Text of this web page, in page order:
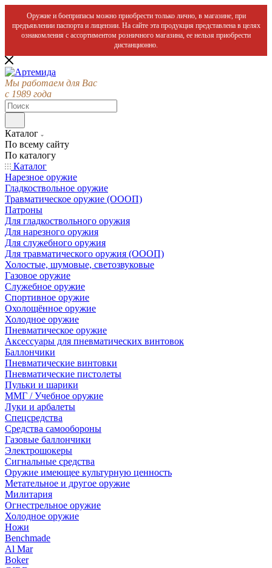
Оружие и боеприпасы можно приобрести только лично, в магазине, при
предъявлении паспорта и лицензии. На сайте эта продукция представлена в целях
ознакомления с ассортиментом розничного магазина, ее нельзя приобрести
дистанционно.
Мы работаем для Вас
с 1989 года
Каталог
По всему сайту
По каталогу
Каталог
Нарезное оружие
Гладкоствольное оружие
Травматическое оружие (ОООП)
Патроны
Для гладкоствольного оружия
Для нарезного оружия
Для служебного оружия
Для травматического оружия (ОООП)
Холостые, шумовые, светозвуковые
Газовое оружие
Служебное оружие
Спортивное оружие
Охолощённое оружие
Холодное оружие
Пневматическое оружие
Аксессуары для пневматических винтовок
Баллончики
Пневматические винтовки
Пневматические пистолеты
Пульки и шарики
ММГ / Учебное оружие
Луки и арбалеты
Спецсредства
Средства самообороны
Газовые баллончики
Электрошокеры
Сигнальные средства
Оружие имеющее культурную ценность
Метательное и другое оружие
Милитария
Огнестрельное оружие
Холодное оружие
Ножи
Benchmade
Al Mar
Boker